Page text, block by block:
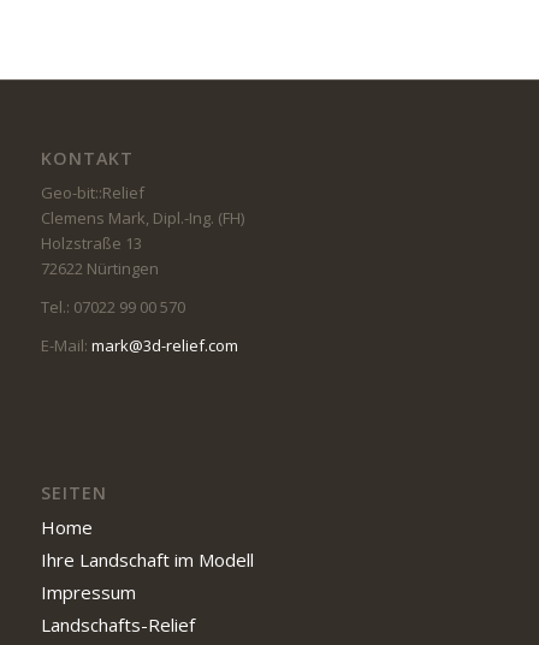
KONTAKT
Geo-bit::Relief
Clemens Mark, Dipl.-Ing. (FH)
Holzstraße 13
72622 Nürtingen
Tel.: 07022 99 00 570
E-Mail: mark@3d-relief.com
SEITEN
Home
Ihre Landschaft im Modell
Impressum
Landschafts-Relief